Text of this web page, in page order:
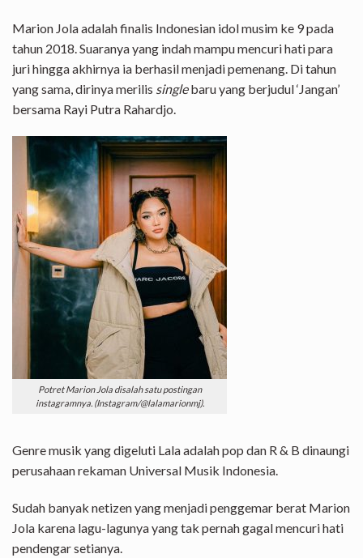
Marion Jola adalah finalis Indonesian idol musim ke 9 pada
tahun 2018. Suaranya yang indah mampu mencuri hati para
juri hingga akhirnya ia berhasil menjadi pemenang. Di tahun
yang sama, dirinya merilis singlebaru yang berjudul ‘Jangan’
bersama Rayi Putra Rahardjo.
Potret Marion Jola disalah satu postingan
instagramnya. (Instagram/@lalamarionmj).
Genre musik yang digeluti Lala adalah pop dan R & B dinaungi
perusahaan rekaman Universal Musik Indonesia.
Sudah banyak netizen yang menjadi penggemar berat Marion
Jola karena lagu-lagunya yang tak pernah gagal mencuri hati
pendengar setianya.